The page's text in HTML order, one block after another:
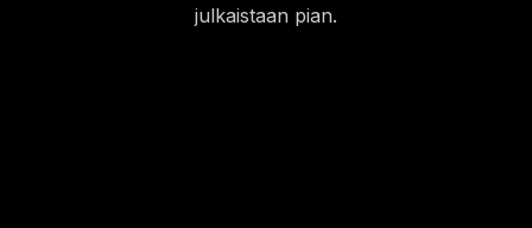
julkaistaan pian.